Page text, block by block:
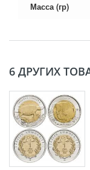
Масса (гр)
6 ДРУГИХ